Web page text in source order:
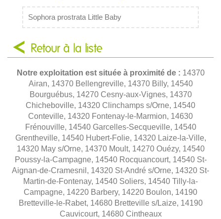
Sophora prostrata Little Baby
Retour à la liste
Notre exploitation est située à proximité de : 14370
Airan, 14370 Bellengreville, 14370 Billy, 14540
Bourguébus, 14270 Cesny-aux-Vignes, 14370
Chicheboville, 14320 Clinchamps s/Orne, 14540
Conteville, 14320 Fontenay-le-Marmion, 14630
Frénouville, 14540 Garcelles-Secqueville, 14540
Grentheville, 14540 Hubert-Folie, 14320 Laize-la-Ville,
14320 May s/Orne, 14370 Moult, 14270 Ouézy, 14540
Poussy-la-Campagne, 14540 Rocquancourt, 14540 St-
Aignan-de-Cramesnil, 14320 St-André s/Orne, 14320 St-
Martin-de-Fontenay, 14540 Soliers, 14540 Tilly-la-
Campagne, 14220 Barbery, 14220 Boulon, 14190
Bretteville-le-Rabet, 14680 Bretteville s/Laize, 14190
Cauvicourt, 14680 Cintheaux